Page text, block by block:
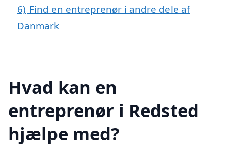
6) Find en entreprenør i andre dele af
Danmark
Hvad kan en
entreprenør i Redsted
hjælpe med?